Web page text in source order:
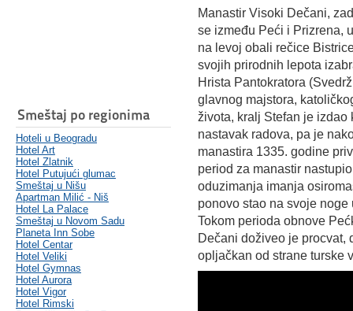
Smeštaj po regionima
Hoteli u Beogradu
Hotel Art
Hotel Zlatnik
Hotel Putujući glumac
Smeštaj u Nišu
Apartman Milić - Niš
Hotel La Palace
Smeštaj u Novom Sadu
Planeta Inn Sobe
Hotel Centar
Hotel Veliki
Hotel Gymnas
Hotel Aurora
Hotel Vigor
Hotel Rimski
Manastir Visoki Dečani,
se između Peći i Prizrena,
na levoj obali rečice
svojih prirodnih lepota
Hrista Pantokratora
glavnog majstora,
života, kralj Stefan je
nastavak radova, pa je
manastira 1335. godine
period za manastir
oduzimanja imanja
ponovo stao na svoje
Tokom perioda obnove
Dečani doživeo je procvat,
opljačkan od strane turske